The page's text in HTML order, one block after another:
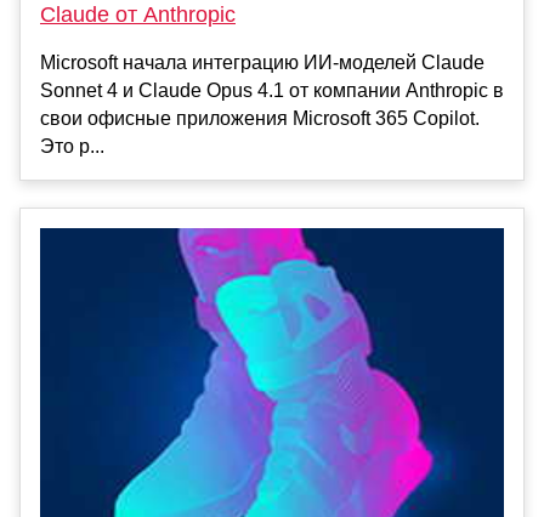
Claude от Anthropic
Microsoft начала интеграцию ИИ-моделей Claude
Sonnet 4 и Claude Opus 4.1 от компании Anthropic в
свои офисные приложения Microsoft 365 Copilot.
Это р...